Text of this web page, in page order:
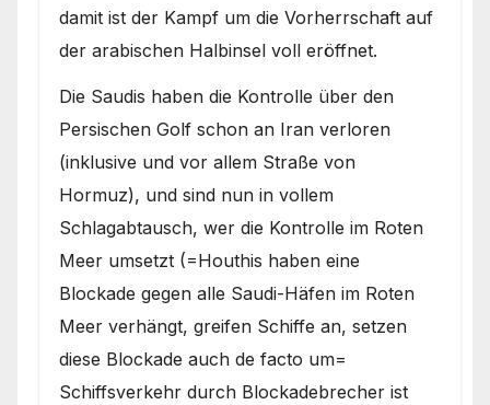
damit ist der Kampf um die Vorherrschaft auf
der arabischen Halbinsel voll eröffnet.
Die Saudis haben die Kontrolle über den
Persischen Golf schon an Iran verloren
(inklusive und vor allem Straße von
Hormuz), und sind nun in vollem
Schlagabtausch, wer die Kontrolle im Roten
Meer umsetzt (=Houthis haben eine
Blockade gegen alle Saudi-Häfen im Roten
Meer verhängt, greifen Schiffe an, setzen
diese Blockade auch de facto um=
Schiffsverkehr durch Blockadebrecher ist